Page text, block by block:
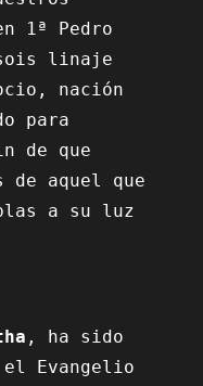
1ª Pedro
linaje
nación
para
de que
aquel que
a su luz
, ha sido
Evangelio